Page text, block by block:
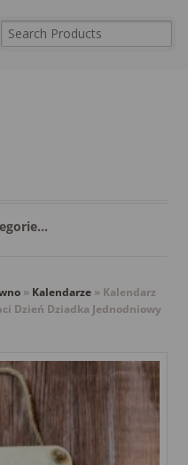
» Kalendarze» Kalendarz
Dzień Dziadka Jednodniowy